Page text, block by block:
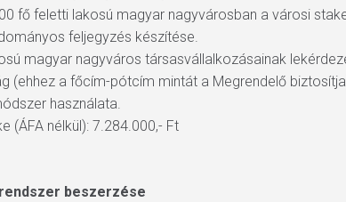
fő feletti lakosú magyar nagyvárosban a városi
feljegyzés készítése.
magyar nagyváros társasvállalkozásainak
(ehhez a főcím-pótcím mintát a Megrendelő
használata.
(ÁFA nélkül): 7.284.000,- Ft
beszerzése